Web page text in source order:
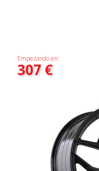
Empezando en:
307€